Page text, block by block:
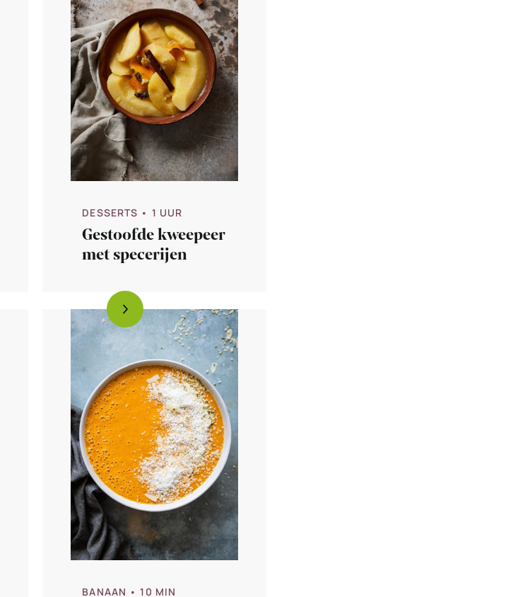
DESSERTS • 1 UUR
Gestoofde kweepeer
met specerijen
BANAAN • 10 MIN